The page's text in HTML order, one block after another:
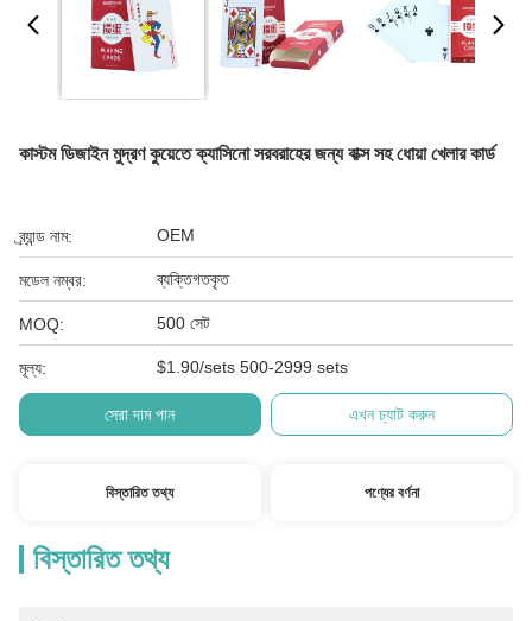
কাস্টম ডিজাইন মুদ্রণ কুয়েতে ক্যাসিনো সরবরাহের জন্য বাক্স সহ ধোয়া খেলার কার্ড
ব্র্যান্ড নাম: OEM
মডেল নম্বর: ব্যক্তিগতকৃত
MOQ: 500 সেট
মূল্য: $1.90/sets 500-2999 sets
সেরা দাম পান এখন চ্যাট করুন
বিস্তারিত তথ্য পণ্যের বর্ণনা
বিস্তারিত তথ্য